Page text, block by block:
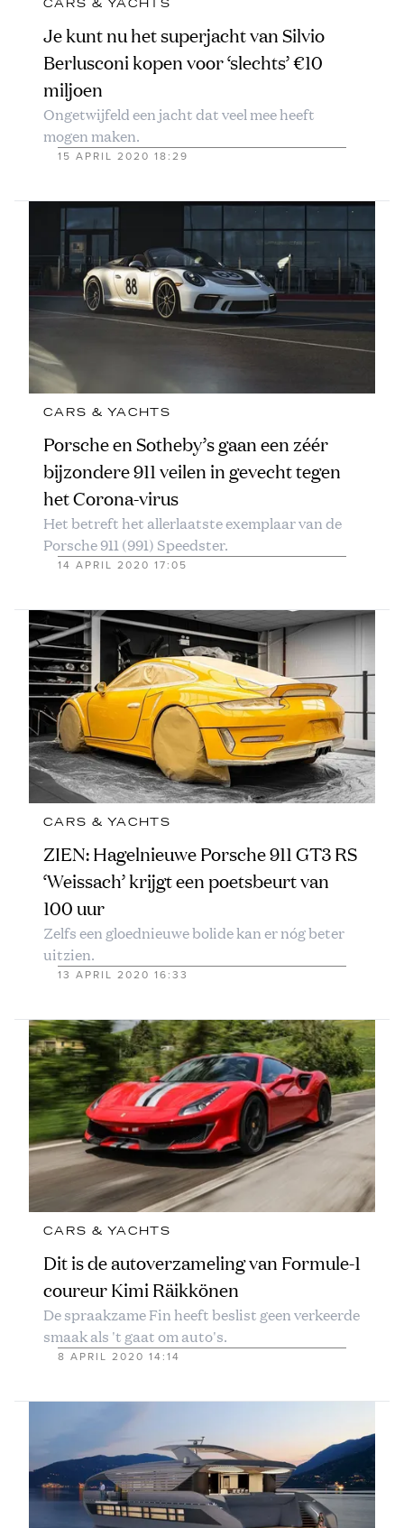
CARS & YACHTS
Je kunt nu het superjacht van Silvio
Berlusconi kopen voor ‘slechts’ €10
miljoen
Ongetwijfeld een jacht dat veel mee heeft
mogen maken.
15 APRIL 2020 18:29
CARS & YACHTS
Porsche en Sotheby’s gaan een zéér
bijzondere 911 veilen in gevecht tegen
het Corona-virus
Het betreft het allerlaatste exemplaar van de
Porsche 911 (991) Speedster.
14 APRIL 2020 17:05
CARS & YACHTS
ZIEN: Hagelnieuwe Porsche 911 GT3 RS
‘Weissach’ krijgt een poetsbeurt van
100 uur
Zelfs een gloednieuwe bolide kan er nóg beter
uitzien.
13 APRIL 2020 16:33
CARS & YACHTS
Dit is de autoverzameling van Formule-1
coureur Kimi Räikkönen
De spraakzame Fin heeft beslist geen verkeerde
smaak als 't gaat om auto's.
8 APRIL 2020 14:14